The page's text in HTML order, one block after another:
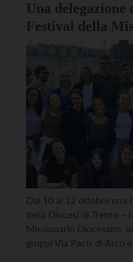
Una
Festival della
Dal 10 al 12 ottobre una
della Diocesi di Trento –
Missionario Diocesano,
gruppi Via Pacis di Arco